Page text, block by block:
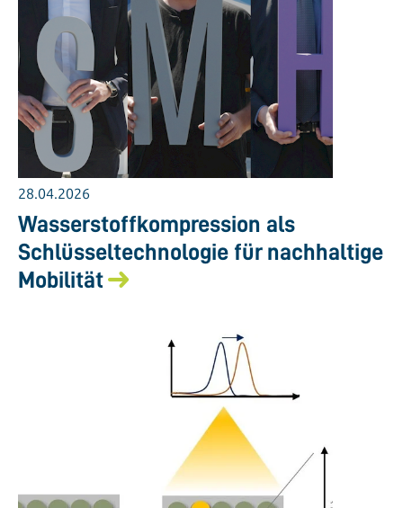
28.04.2026
Wasserstoffkompression als
Schlüsseltechnologie für nachhaltige
Mobilität